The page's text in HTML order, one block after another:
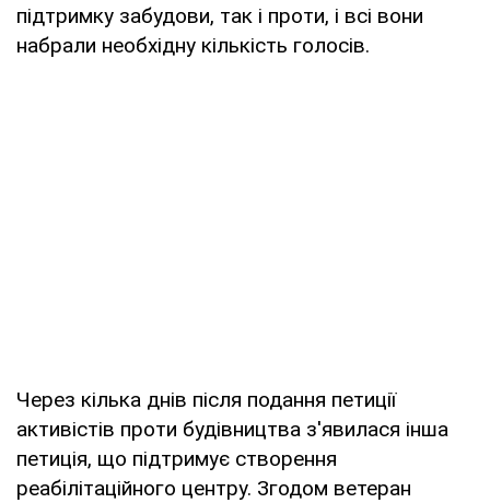
підтримку забудови, так і проти, і всі вони
набрали необхідну кількість голосів.
Через кілька днів після подання петиції
активістів проти будівництва з'явилася інша
петиція, що підтримує створення
реабілітаційного центру. Згодом ветеран